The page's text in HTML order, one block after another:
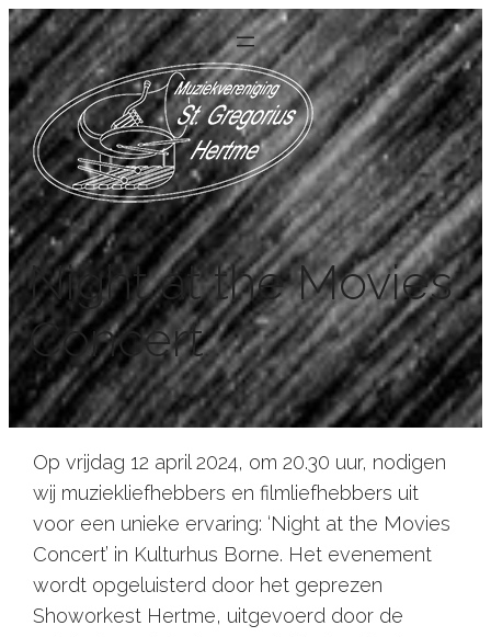
Night at the Movies
Concert
Op vrijdag 12 april 2024, om 20.30 uur, nodigen
wij muziekliefhebbers en filmliefhebbers uit
voor een unieke ervaring: ‘Night at the Movies
Concert’ in Kulturhus Borne. Het evenement
wordt opgeluisterd door het geprezen
Showorkest Hertme, uitgevoerd door de